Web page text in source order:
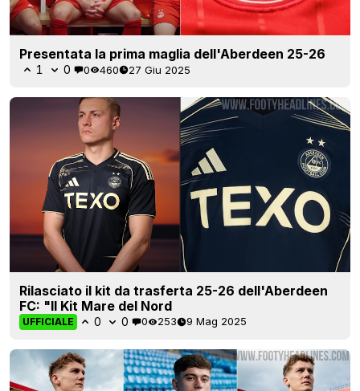
Presentata la prima maglia dell'Aberdeen 25-26
1 0 0 460 27 Giu 2025
Rilasciato il kit da trasferta 25-26 dell'Aberdeen
FC: "Il Kit Mare del Nord
UFFICIALE 0 0 0 253 9 Mag 2025